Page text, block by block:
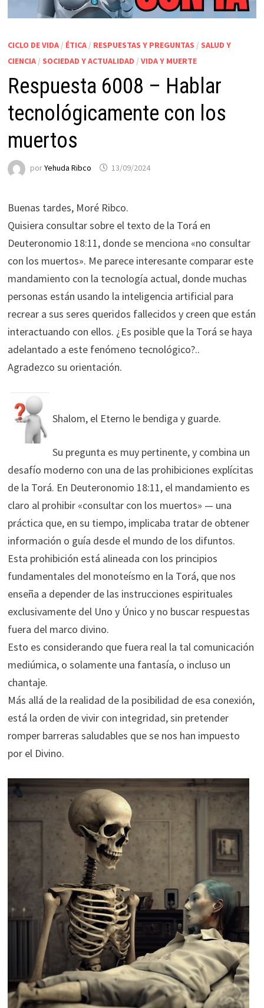
CICLO DE VIDA/ ÉTICA/ RESPUESTAS Y PREGUNTAS / SALUD Y
CIENCIA/ SOCIEDAD Y ACTUALIDAD / VIDA Y MUERTE
Respuesta 6008 – Hablar
tecnológicamente con los
muertos
porYehuda Ribco 13/09/2024
Buenas tardes, Moré Ribco.
Quisiera consultar sobre el texto de la Torá en
Deuteronomio 18:11, donde se menciona «no consultar
con los muertos». Me parece interesante comparar este
mandamiento con la tecnología actual, donde muchas
personas están usando la inteligencia artificial para
recrear a sus seres queridos fallecidos y creen que están
interactuando con ellos. ¿Es posible que la Torá se haya
adelantado a este fenómeno tecnológico?..
Agradezco su orientación.
Shalom, el Eterno le bendiga y guarde.
Su pregunta es muy pertinente, y combina un
desafío moderno con una de las prohibiciones explícitas
de la Torá. En Deuteronomio 18:11, el mandamiento es
claro al prohibir «consultar con los muertos» — una
práctica que, en su tiempo, implicaba tratar de obtener
información o guía desde el mundo de los difuntos.
Esta prohibición está alineada con los principios
fundamentales del monoteísmo en la Torá, que nos
enseña a depender de las instrucciones espirituales
exclusivamente del Uno y Único y no buscar respuestas
fuera del marco divino.
Esto es considerando que fuera real la tal comunicación
mediúmica, o solamente una fantasía, o incluso un
chantaje.
Más allá de la realidad de la posibilidad de esa conexión,
está la orden de vivir con integridad, sin pretender
romper barreras saludables que se nos han impuesto
por el Divino.